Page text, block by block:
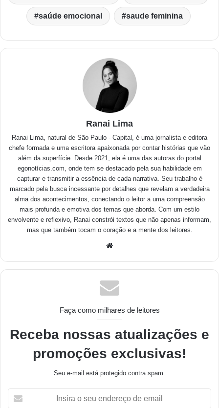
saúde emocional saude feminina
Ranai Lima
Ranai Lima, natural de São Paulo - Capital, é uma jornalista e editora
chefe formada e uma escritora apaixonada por contar histórias que vão
além da superfície. Desde 2021, ela é uma das autoras do portal
egonotícias.com, onde tem se destacado pela sua habilidade em
capturar e transmitir a essência de cada narrativa. Seu trabalho é
marcado pela busca incessante por detalhes que revelam a verdadeira
alma dos acontecimentos, conectando o leitor a uma compreensão
mais profunda e emotiva dos temas que aborda. Com um estilo
envolvente e reflexivo, Ranai constrói textos que não apenas informam,
mas que também tocam o coração e a mente dos leitores.
Faça como milhares de leitores
Receba nossas atualizações e
promoções exclusivas!
Seu e-mail está protegido contra spam.